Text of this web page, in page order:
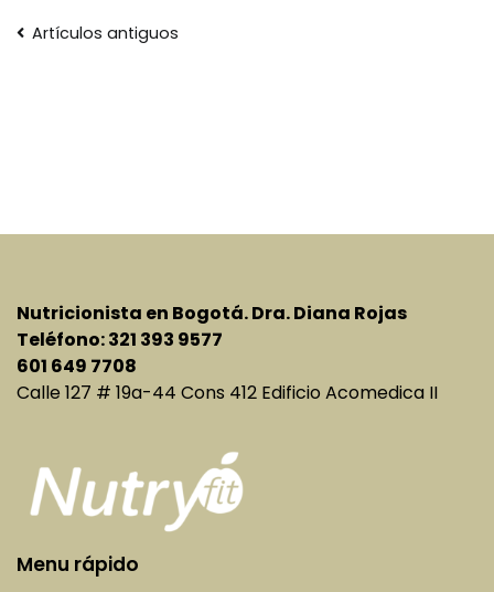
Navegación
Artículos antiguos
Nutricionista en Bogotá. Dra. Diana Rojas
Teléfono: 321 393 9577
601 649 7708
Calle 127 # 19a-44 Cons 412 Edificio Acomedica II
Menu rápido